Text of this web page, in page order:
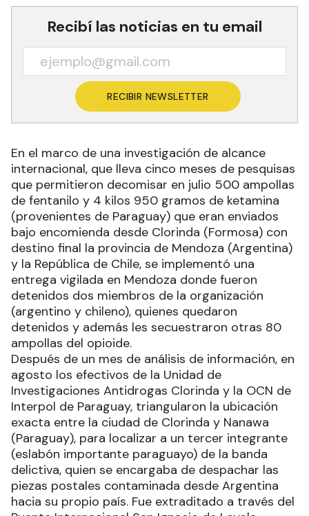
Recibí las noticias en tu email
RECIBIR NEWSLETTER
En el marco de una investigación de alcance
internacional, que lleva cinco meses de pesquisas
que permitieron decomisar en julio 500 ampollas
de fentanilo y 4 kilos 950 gramos de ketamina
(provenientes de Paraguay) que eran enviados
bajo encomienda desde Clorinda (Formosa) con
destino final la provincia de Mendoza (Argentina)
y la República de Chile, se implementó una
entrega vigilada en Mendoza donde fueron
detenidos dos miembros de la organización
(argentino y chileno), quienes quedaron
detenidos y además les secuestraron otras 80
ampollas del opioide.
Después de un mes de análisis de información, en
agosto los efectivos de la Unidad de
Investigaciones Antidrogas Clorinda y la OCN de
Interpol de Paraguay, triangularon la ubicación
exacta entre la ciudad de Clorinda y Nanawa
(Paraguay), para localizar a un tercer integrante
(eslabón importante paraguayo) de la banda
delictiva, quien se encargaba de despachar las
piezas postales contaminada desde Argentina
hacia su propio país. Fue extraditado a través del